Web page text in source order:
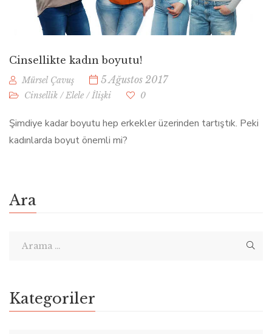
Cinsellikte kadın boyutu!
Mürsel Çavuş 5 Ağustos 2017
Cinsellik /Elele /İlişki 0
Şimdiye kadar boyutu hep erkekler üzerinden tartıştık. Peki
kadınlarda boyut önemli mi?
Ara
Kategoriler